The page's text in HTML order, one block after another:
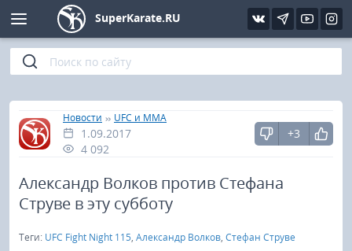
SuperKarate.RU
Главная
»
Новости » UFC и MMA
1.09.2017
4 092
+3
Александр Волков против Стефана
Струве в эту субботу
Теги: UFC Fight Night 115, Александр Волков, Стефан Струве
Киокушинкай
Кёкусин (IFK)
Шинкиокушинкай
Кекусин-кан
Фото
Видео
Интервью
Статьи
Уроки каратэ
Файлы
Библиотека